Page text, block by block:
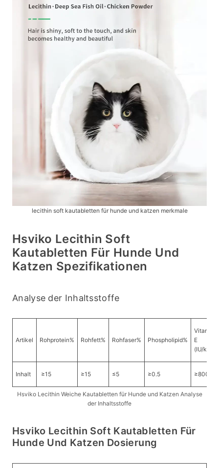
lecithin soft kautabletten für hunde und katzen merkmale
Hsviko Lecithin Soft
Kautabletten Für Hunde Und
Katzen Spezifikationen
Analyse der Inhaltsstoffe
Artikel Rohprotein% Rohfett% Rohfaser% Phospholipid%
Vitamin
E
(IU/kg)
Inhalt ≥15 ≥15 ≤5 ≥0.5 ≥800
Hsviko Lecithin Weiche Kautabletten für Hunde und Katzen Analyse
der Inhaltsstoffe
Hsviko Lecithin Soft Kautabletten Für
Hunde Und Katzen Dosierung